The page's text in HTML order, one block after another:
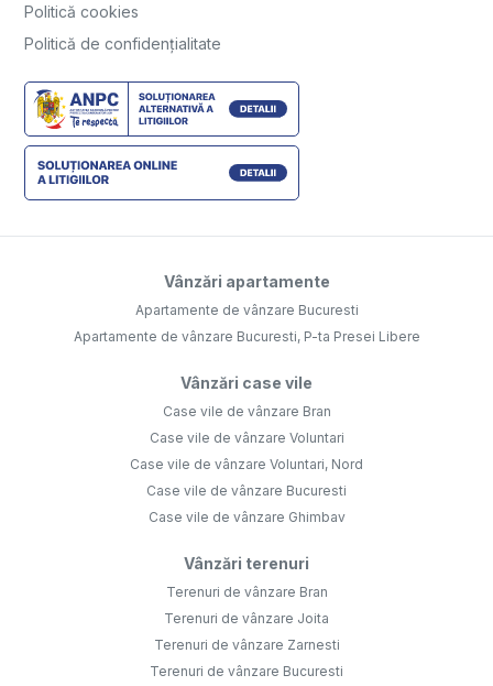
Politică cookies
Politică de confidențialitate
Vânzări apartamente
Apartamente de vânzare Bucuresti
Apartamente de vânzare Bucuresti, P-ta Presei Libere
Vânzări case vile
Case vile de vânzare Bran
Case vile de vânzare Voluntari
Case vile de vânzare Voluntari, Nord
Case vile de vânzare Bucuresti
Case vile de vânzare Ghimbav
Vânzări terenuri
Terenuri de vânzare Bran
Terenuri de vânzare Joita
Terenuri de vânzare Zarnesti
Terenuri de vânzare Bucuresti